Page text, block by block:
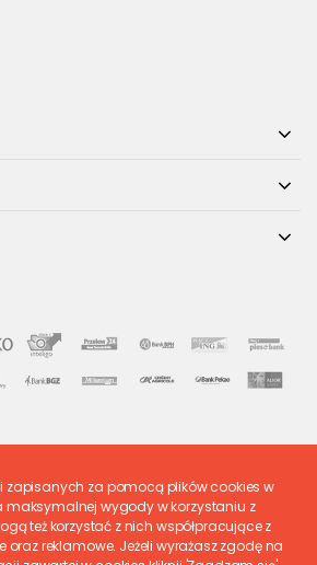
zapisanych za pomocą plików cookies w
maksymalnej wygody w korzystaniu z
też korzystać z nich współpracujące z
reklamowe. Jeżeli wyrażasz zgodę na